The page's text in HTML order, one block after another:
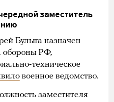
заместитель
Булыга назначен
обороны РФ,
техническое
военное ведомство.
заместителя